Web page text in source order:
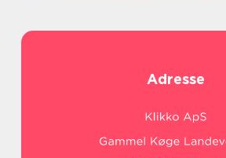
Adresse